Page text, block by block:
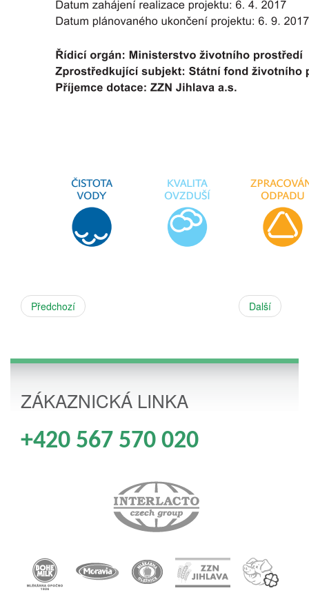
Předchozí Další
ZÁKAZNICKÁ LINKA
+420 567 570 020